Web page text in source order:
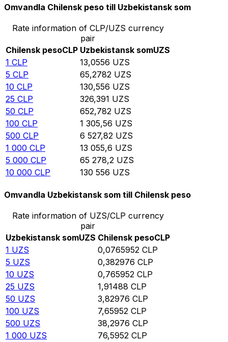
Omvandla Chilensk peso till Uzbekistansk som
Rate information of CLP/UZS currency
pair
Chilensk pesoCLP Uzbekistansk somUZS
1 CLP 13,0556 UZS
5 CLP 65,2782 UZS
10 CLP 130,556 UZS
25 CLP 326,391 UZS
50 CLP 652,782 UZS
100 CLP 1 305,56 UZS
500 CLP 6 527,82 UZS
1 000 CLP 13 055,6 UZS
5 000 CLP 65 278,2 UZS
10 000 CLP 130 556 UZS
Omvandla Uzbekistansk som till Chilensk peso
Rate information of UZS/CLP currency
pair
Uzbekistansk somUZS Chilensk pesoCLP
1 UZS 0,0765952 CLP
5 UZS 0,382976 CLP
10 UZS 0,765952 CLP
25 UZS 1,91488 CLP
50 UZS 3,82976 CLP
100 UZS 7,65952 CLP
500 UZS 38,2976 CLP
1 000 UZS 76,5952 CLP